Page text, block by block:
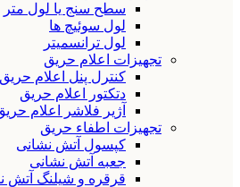
سطح سنج یا لول متر
لول سوئیچ ها
لول ترانسمیتر
تجهیزات اعلام حریق
کنترل پنل اعلام حریق
دتکتور اعلام حریق
آژیر فلاشر اعلام
تجهیزات اطفاء حریق
کپسول آتش نشانی
جعبه آتش نشانی
قرقره و شیلنگ آتش